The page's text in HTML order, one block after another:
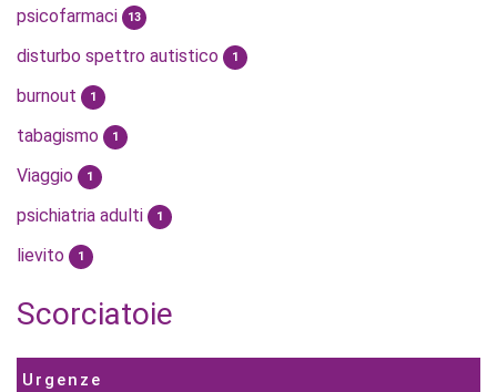
psicofarmaci 13
disturbo spettro autistico 1
burnout 1
tabagismo 1
Viaggio 1
psichiatria adulti 1
lievito 1
Scorciatoie
Urgenze